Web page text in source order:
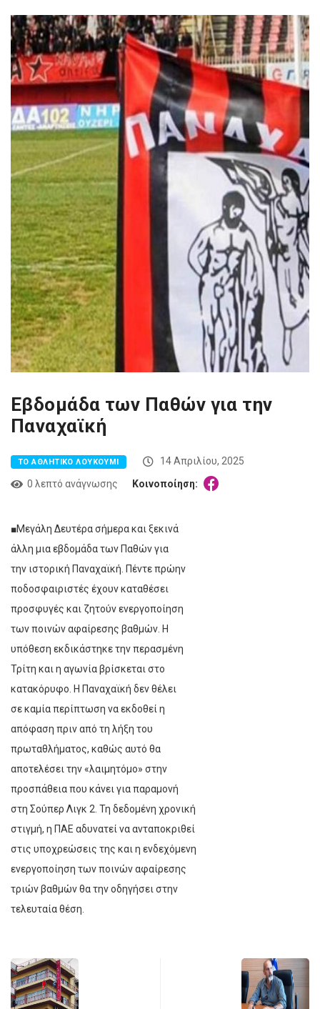
Εβδομάδα των Παθών για την
Παναχαϊκή
ΤΟ ΑΘΛΗΤΙΚΌ ΛΟΥΚΟΎΜΙ
14 Απριλίου, 2025
0 λεπτό ανάγνωσης
Κοινοποίηση:
■Μεγάλη Δευτέρα σήμερα και ξεκινά
άλλη μια εβδομάδα των Παθών για
την ιστορική Παναχαϊκή. Πέντε πρώην
ποδοσφαιριστές έχουν καταθέσει
προσφυγές και ζητούν ενεργοποίηση
των ποινών αφαίρεσης βαθμών. Η
υπόθεση εκδικάστηκε την περασμένη
Τρίτη και η αγωνία βρίσκεται στο
κατακόρυφο. Η Παναχαϊκή δεν θέλει
σε καμία περίπτωση να εκδοθεί η
απόφαση πριν από τη λήξη του
πρωταθλήματος, καθώς αυτό θα
αποτελέσει την «λαιμητόμο» στην
προσπάθεια που κάνει για παραμονή
στη Σούπερ Λιγκ 2. Τη δεδομένη χρονική
στιγμή, η ΠΑΕ αδυνατεί να ανταποκριθεί
στις υποχρεώσεις της και η ενδεχόμενη
ενεργοποίηση των ποινών αφαίρεσης
τριών βαθμών θα την οδηγήσει στην
τελευταία θέση.